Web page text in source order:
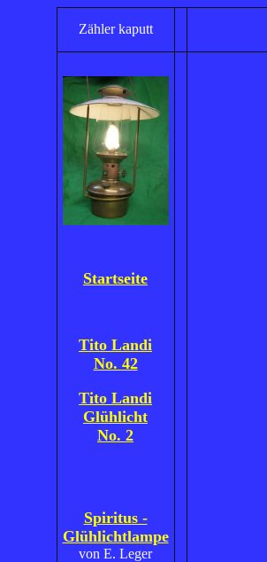
Zähler kaputt
Startseite
Tito Landi
No. 42
Tito Landi
Glühlicht
No. 2
Spiritus -
Glühlichtlampe
von E. Leger